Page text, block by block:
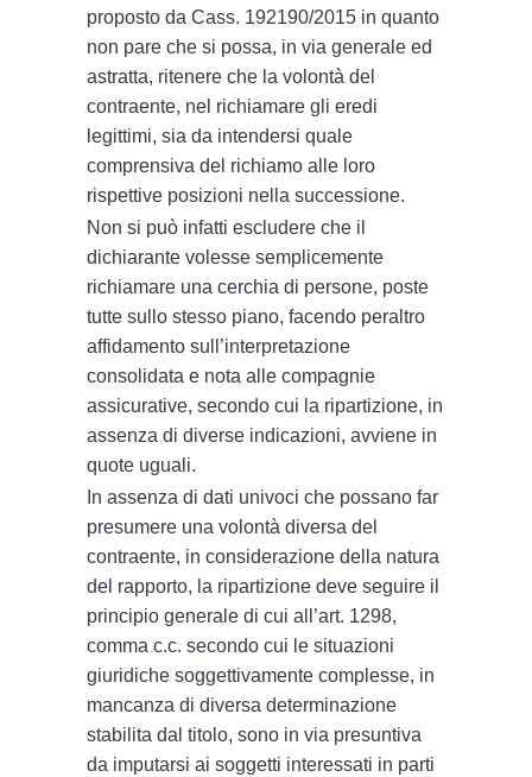
proposto da Cass. 192190/2015 in quanto
non pare che si possa, in via generale ed
astratta, ritenere che la volontà del
contraente, nel richiamare gli eredi
legittimi, sia da intendersi quale
comprensiva del richiamo alle loro
rispettive posizioni nella successione.
Non si può infatti escludere che il
dichiarante volesse semplicemente
richiamare una cerchia di persone, poste
tutte sullo stesso piano, facendo peraltro
affidamento sull’interpretazione
consolidata e nota alle compagnie
assicurative, secondo cui la ripartizione, in
assenza di diverse indicazioni, avviene in
quote uguali.
In assenza di dati univoci che possano far
presumere una volontà diversa del
contraente, in considerazione della natura
del rapporto, la ripartizione deve seguire il
principio generale di cui all’art. 1298,
comma c.c. secondo cui le situazioni
giuridiche soggettivamente complesse, in
mancanza di diversa determinazione
stabilita dal titolo, sono in via presuntiva
da imputarsi ai soggetti interessati in parti